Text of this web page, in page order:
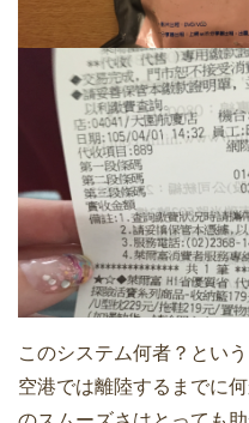
このシステム何者？とい
空港では離陸するまでに